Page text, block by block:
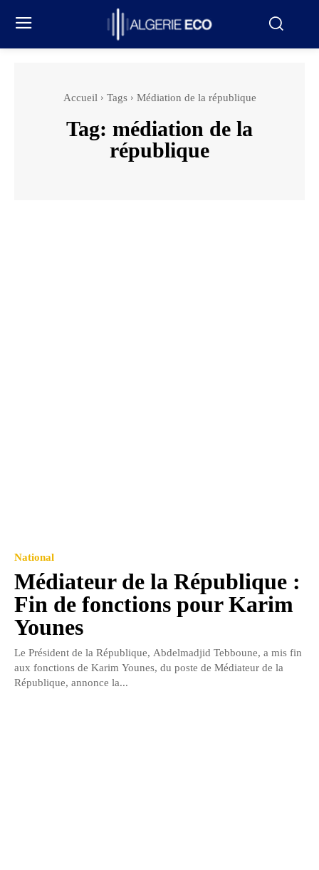
Accueil Tags Médiation de la république
Tag: médiation de la
république
National
Médiateur de la République :
Fin de fonctions pour Karim
Younes
Le Président de la République, Abdelmadjid Tebboune, a mis fin
aux fonctions de Karim Younes, du poste de Médiateur de la
République, annonce la...